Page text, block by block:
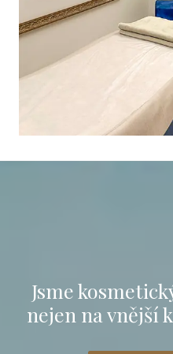
Jsme
nejen na vnější